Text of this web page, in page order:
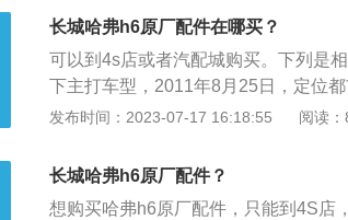
哈弗品牌与长城品牌并行运营，使用
等体系，主营SUV生产及销售业务。
系有哈弗H2s、哈弗H2、哈弗H4、哈
0mm、宽1857mm、高1638mm，轴
由长城自主研发的型号为GW4B15的
长城哈弗h6原厂配件在哪买？
可以到4s店或者汽配城购买。下列是
下主打车型，2011年8月25日，定位
厂隆重上市,提供三菱2.0L汽油动力车
6有两驱和四驱两种模式。H6采用了
特点是使用了承载式车身，H6的四驱
发布时间：2023-07-17 16:18:55 阅读
长城哈弗h6原厂配件？
想购买哈弗h6原厂配件，只能到4S店